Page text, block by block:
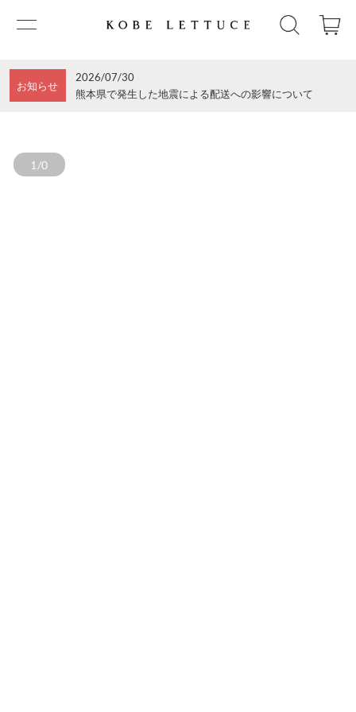
お知らせ
2026/07/30
熊本県で発生した地震による配送への影響について
1/0